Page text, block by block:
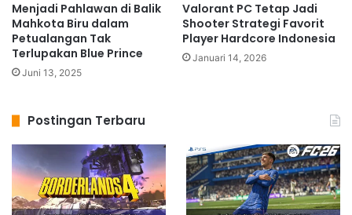
Menjadi Pahlawan di Balik
Mahkota Biru dalam
Petualangan Tak
Terlupakan Blue Prince
Juni 13, 2025
Valorant PC Tetap Jadi
Shooter Strategi Favorit
Player Hardcore Indonesia
Januari 14, 2026
Postingan Terbaru